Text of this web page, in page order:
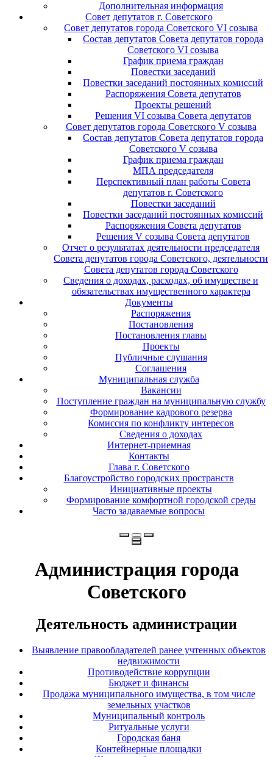
Дополнительная информация
Совет депутатов г. Советского
Совет депутатов города Советского VI созыва
Состав депутатов Совета депутатов города
Советского VI созыва
График приема граждан
Повестки заседаний
Повестки заседаний постоянных комиссий
Распоряжения Совета депутатов
Проекты решений
Решения VI созыва Совета депутатов
Совет депутатов города Советского V созыва
Состав депутатов Совета депутатов города
Советского V созыва
График приема граждан
МПА председателя
Перспективный план работы Совета
депутатов г. Советского
Повестки заседаний
Повестки заседаний постоянных комиссий
Распоряжения Совета депутатов
Решения V созыва Совета депутатов
Отчет о результатах деятельности председателя
Совета депутатов города Советского, деятельности
Совета депутатов города Советского
Сведения о доходах, расходах, об имуществе и
обязательствах имущественного характера
Документы
Распоряжения
Постановления
Постановления главы
Проекты
Публичные слушания
Соглашения
Муниципальная служба
Вакансии
Поступление граждан на муниципальную службу
Формирование кадрового резерва
Комиссия по конфликту интересов
Сведения о доходах
Интернет-приемная
Контакты
Глава г. Советского
Благоустройство городских пространств
Инициативные проекты
Формирование комфортной городской среды
Часто задаваемые вопросы
Администрация города
Советского
Деятельность администрации
Выявление правообладателей ранее учтенных объектов
недвижимости
Противодействие коррупции
Бюджет и финансы
Продажа муниципального имущества, в том числе
земельных участков
Муниципальный контроль
Ритуальные услуги
Городская баня
Контейнерные площадки